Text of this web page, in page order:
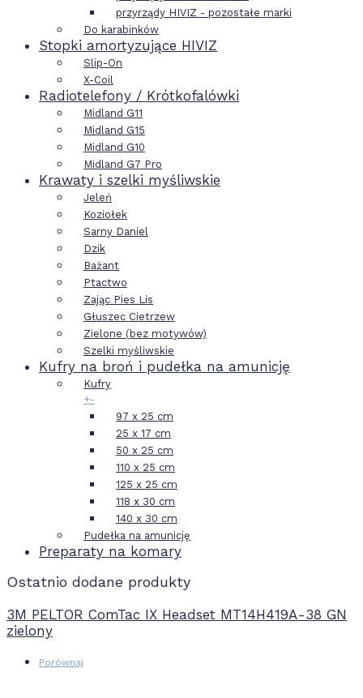
przyrządy HIVIZ - pozostałe marki
Do karabinków
Stopki amortyzujące HIVIZ
Slip-On
X-Coil
Radiotelefony / Krótkofalówki
Midland G11
Midland G15
Midland G10
Midland G7 Pro
Krawaty i szelki myśliwskie
Jeleń
Koziołek
Sarny Daniel
Dzik
Bażant
Ptactwo
Zając Pies Lis
Głuszec Cietrzew
Zielone (bez motywów)
Szelki myśliwskie
Kufry na broń i pudełka na amunicję
Kufry
+-
97 x 25 cm
25 x 17 cm
50 x 25 cm
110 x 25 cm
125 x 25 cm
118 x 30 cm
140 x 30 cm
Pudełka na amunicję
Preparaty na komary
Ostatnio dodane produkty
3M PELTOR ComTac IX Headset MT14H419A-38 GN
zielony
Porównaj